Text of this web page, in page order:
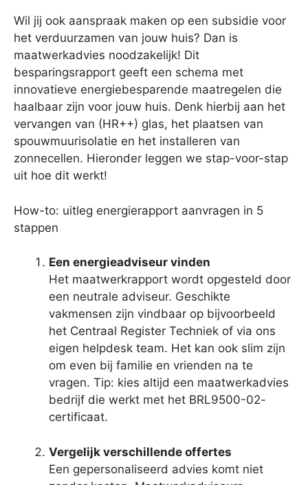
Wil jij ook aanspraak maken op een subsidie voor
het verduurzamen van jouw huis? Dan is
maatwerkadvies noodzakelijk! Dit
besparingsrapport geeft een schema met
innovatieve energiebesparende maatregelen die
haalbaar zijn voor jouw huis. Denk hierbij aan het
vervangen van (HR++) glas, het plaatsen van
spouwmuurisolatie en het installeren van
zonnecellen. Hieronder leggen we stap-voor-stap
uit hoe dit werkt!
How-to: uitleg energierapport aanvragen in 5
stappen
Een energieadviseur vinden
Het maatwerkrapport wordt opgesteld door
een neutrale adviseur. Geschikte
vakmensen zijn vindbaar op bijvoorbeeld
het Centraal Register Techniek of via ons
eigen helpdesk team. Het kan ook slim zijn
om even bij familie en vrienden na te
vragen. Tip: kies altijd een maatwerkadvies
bedrijf die werkt met het BRL9500-02-
certificaat.
Vergelijk verschillende offertes
Een gepersonaliseerd advies komt niet